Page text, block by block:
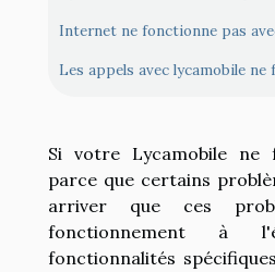
Internet ne fonctionne pas
Les appels avec lycamobile
Si votre Lycamobile ne
parce que certains
arriver que ces
fonctionnement à
fonctionnalités